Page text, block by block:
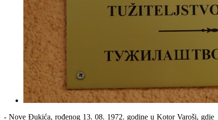
- Nove Đukića, rođenog 13. 08. 1972. godine u Kotor Varoši, gdje